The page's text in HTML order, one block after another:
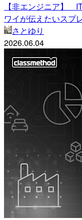
【非エンジニア】
ワイが伝えたいスプ
さとゆり
2026.06.04